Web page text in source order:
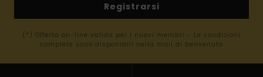
Registrarsi
(*) Offerta on-line valida per i nuovi membri - Le condizioni
complete sono disponibili nella mail di benvenuto